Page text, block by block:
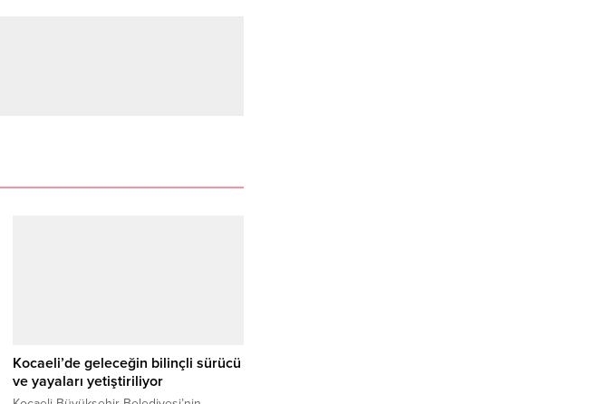
Kocaeli’de geleceğin bilinçli sürücü
ve yayaları yetiştiriliyor